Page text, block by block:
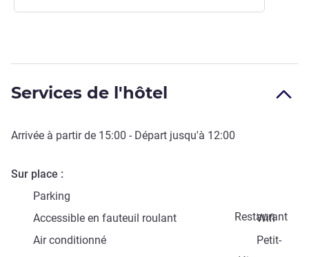
Services de l'hôtel
Arrivée à partir de 15:00 - Départ jusqu'à 12:00
Sur place
Parking
Restaurant
Accessible en fauteuil roulant
Wifi
Air conditionné
Petit-